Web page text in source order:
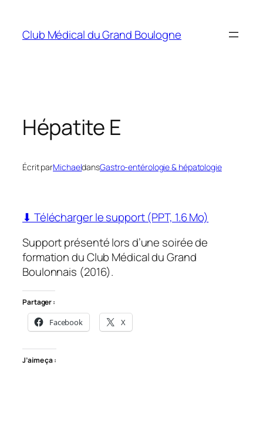
contenu
Club Médical du Grand Boulogne
Hépatite E
Écrit parMichaeldansGastro-entérologie & hépatologie
⬇ Télécharger le support (PPT, 1.6 Mo)
Support présenté lors d’une soirée de
formation du Club Médical du Grand
Boulonnais (2016).
Partager :
Facebook X
J’aime ça :